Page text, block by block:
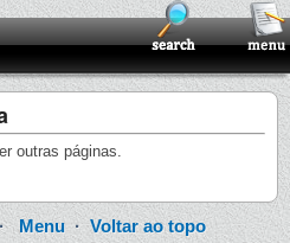
outras páginas.
Menu ·Voltar ao topo